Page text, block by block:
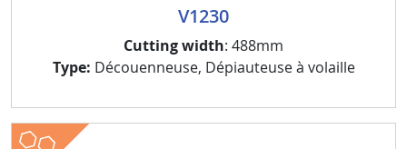
V1230
Cutting width: 488mm
Type: Découenneuse, Dépiauteuse à volaille
meat
poultry